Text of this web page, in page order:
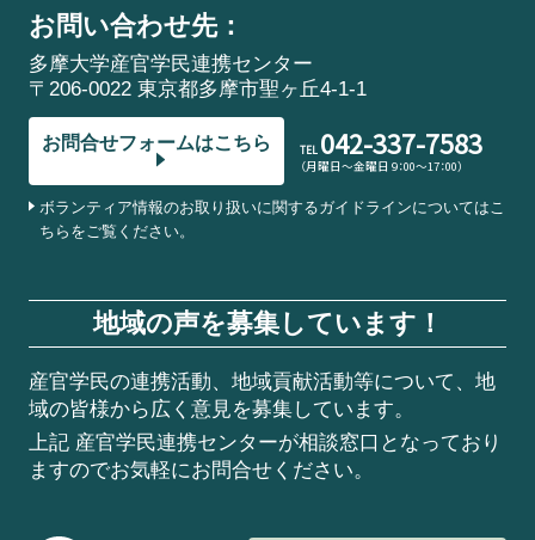
お問い合わせ先：
多摩大学産官学民連携センター
〒206-0022 東京都多摩市聖ヶ丘4-1-1
お問合せフォームはこちら TEL 042-337-7583
（月曜日～金曜日 9：00～17：00）
ボランティア情報のお取り扱いに関するガイドラインについてはこ
ちらをご覧ください。
地域の声を募集しています！
産官学民の連携活動、地域貢献活動等について、地
域の皆様から広く意見を募集しています。
上記 産官学民連携センターが相談窓口となっており
ますのでお気軽にお問合せください。